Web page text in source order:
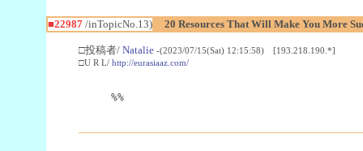
■22987/inTopicNo.13) 20 Resources That Will Make You More
□投稿者/ Natalie -(2023/07/15(Sat) 12:15:58) [193.218.190.*]
□U R L/ http://eurasiaaz.com/
%%